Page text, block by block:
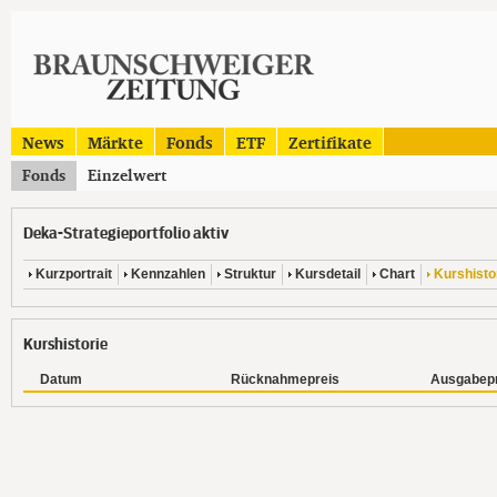
News Märkte Fonds ETF Zertifikate
Fonds Einzelwert
Deka-Strategieportfolio aktiv
Kurzportrait Kennzahlen Struktur Kursdetail Chart
Kurshistorie
Datum Rücknahmepreis